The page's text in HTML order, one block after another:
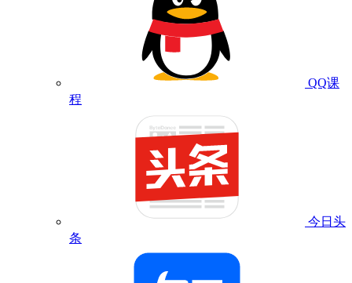
QQ课
程
今日头
条